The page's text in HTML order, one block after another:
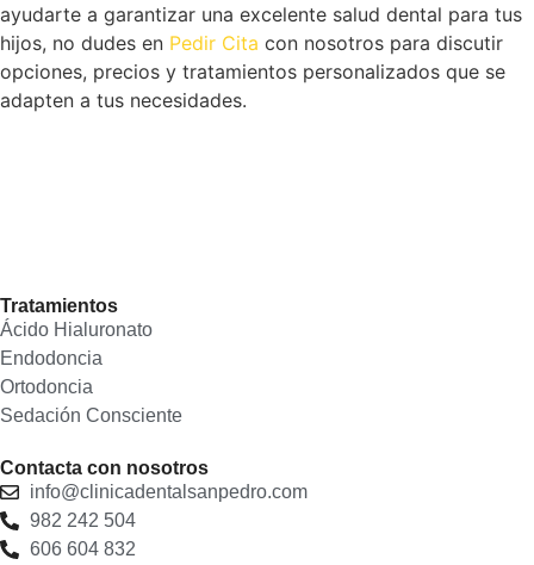
ayudarte a garantizar una excelente salud dental para tus
hijos, no dudes en Pedir Cita con nosotros para discutir
opciones, precios y tratamientos personalizados que se
adapten a tus necesidades.
Tratamientos
Ácido Hialuronato
Endodoncia
Ortodoncia
Sedación Consciente
Contacta con nosotros
info@clinicadentalsanpedro.com
982 242 504
606 604 832